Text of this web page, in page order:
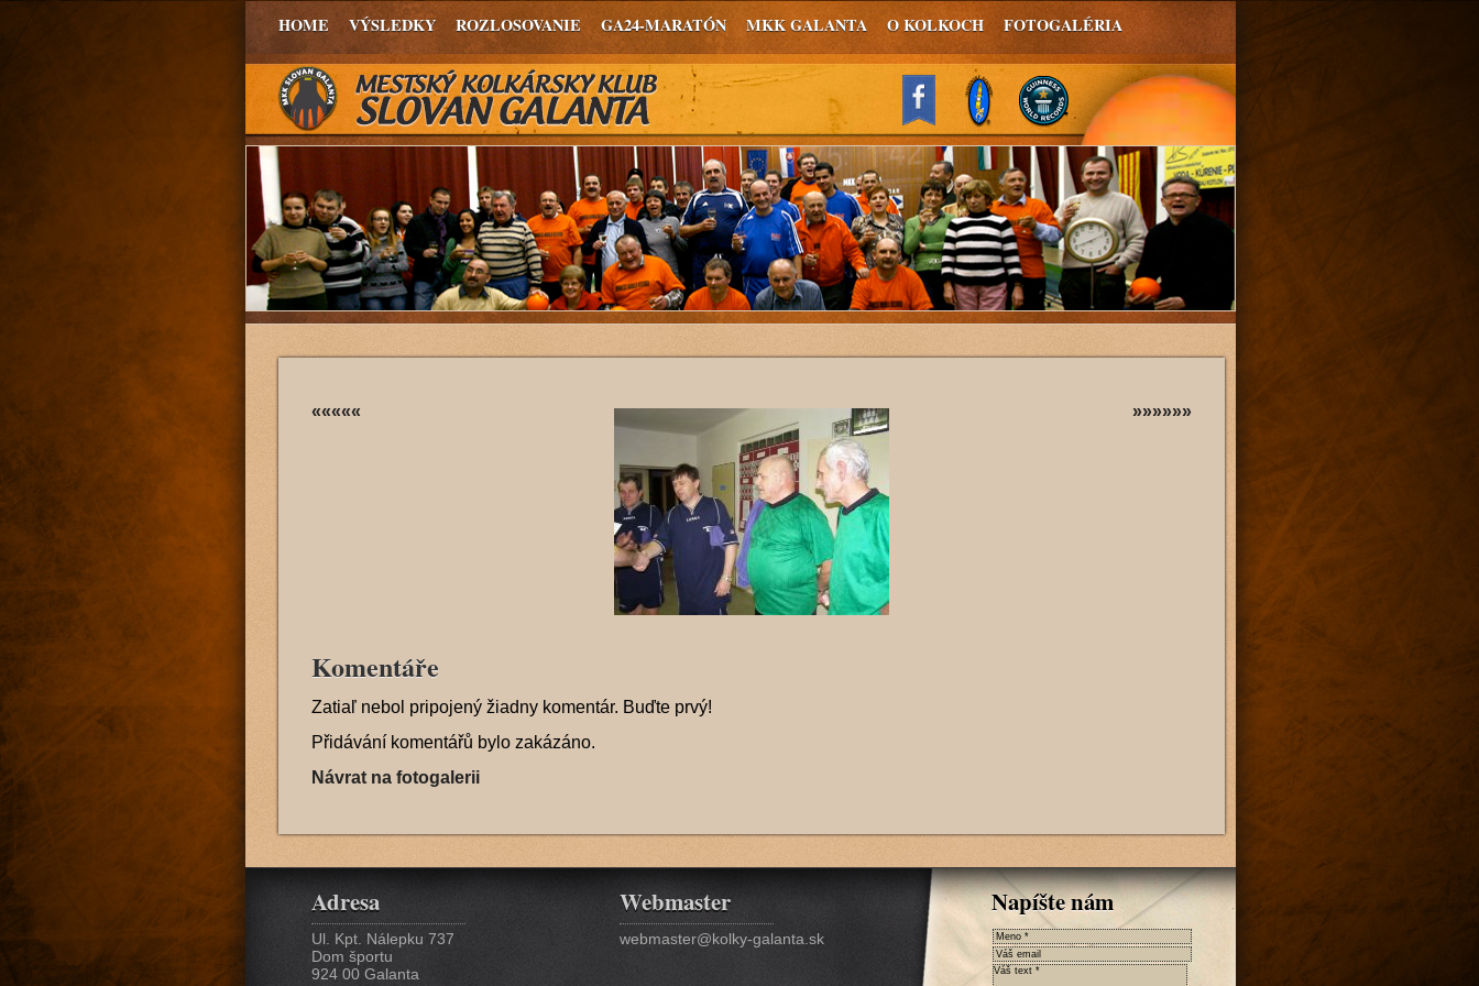
HOME VÝSLEDKY ROZLOSOVANIE GA24-MARATÓN MKK GALANTA O KOLKOCH FOTOGALÉRIA
««««« »»»»»»
Komentáře
Zatiaľ nebol pripojený žiadny komentár. Buďte prvý!
Přidávání komentářů bylo zakázáno.
Návrat na fotogalerii
Adresa
Ul. Kpt. Nálepku 737
Dom športu
924 00 Galanta
Webmaster
webmaster@kolky-galanta.sk
Napíšte nám